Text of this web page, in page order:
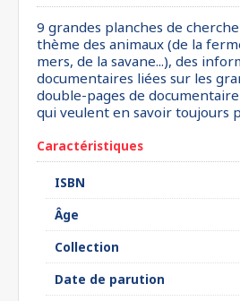
9 grandes planches de
thème des animaux (de la
mers, de la savane...), des
documentaires liées sur les
double-pages de
qui veulent en savoir toujours
Caractéristiques
ISBN
Âge
Collection
Date de parution